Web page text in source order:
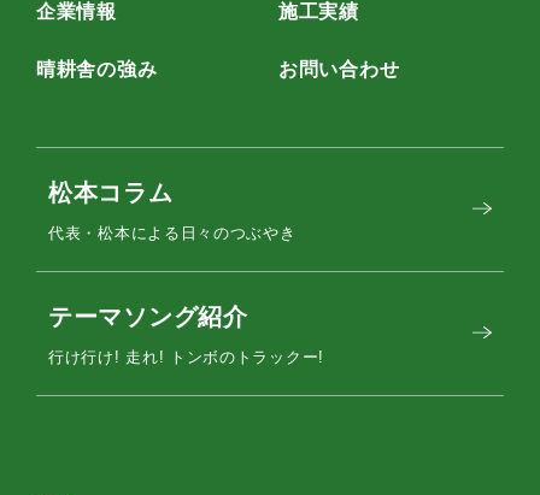
企業情報
晴耕舎の強み
施工実績
お問い合わせ
松本コラム
代表・松本による日々のつぶやき
テーマソング紹介
行け行け! 走れ! トンボのトラックー!